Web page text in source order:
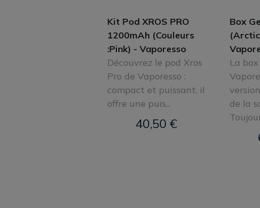
Kit Pod XROS PRO
1200mAh (Couleurs
:Pink) - Vaporesso
Découvrez le pod Xros
Pro de Vaporesso :
compact et puissant, il
offre une puis...
40,50 €
Box
La
de la